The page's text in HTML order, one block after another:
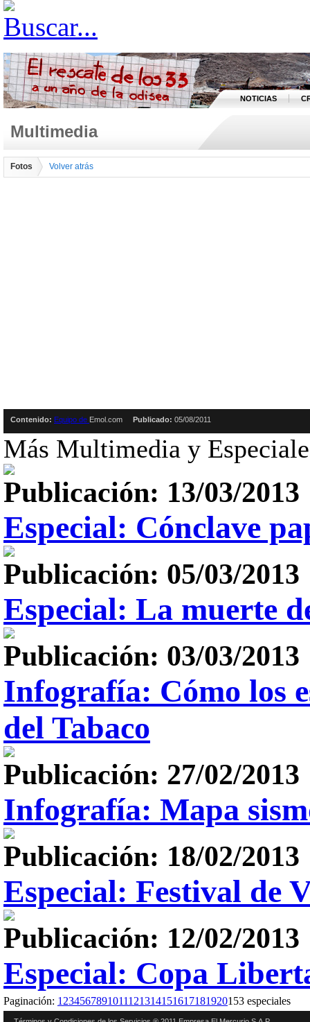
NOTICIAS
Multimedia
Fotos Volver atrás
Contenido: Equipo de Emol.com Publicado: 05/08/2011
Más Multimedia y
Publicación: 13/03/2013
Especial: Cónclave
Publicación: 05/03/2013
Especial: La muerte
Publicación: 03/03/2013
Infografía: Cómo los
del Tabaco
Publicación: 27/02/2013
Infografía: Mapa
Publicación: 18/02/2013
Especial: Festival de
Publicación: 12/02/2013
Especial: Copa
Paginación: 1 234567891011121314151617181920153 especiales